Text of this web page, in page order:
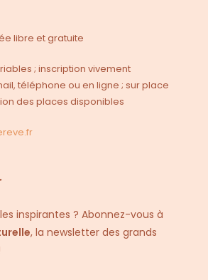
libre et gratuite
; inscription vivement
téléphone ou en ligne ; sur place
des places disponibles
inspirantes ? Abonnez-vous à
, la newsletter des grands